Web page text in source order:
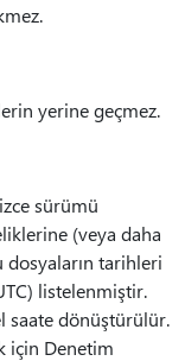
yerine geçmez.
sürümü
(veya daha
tarihleri
listelenmiştir.
saate dönüştürülür.
için Denetim